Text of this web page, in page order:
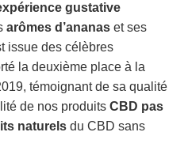
gustative
arômes d’ananas et ses
issue des célèbres
la deuxième place à la
témoignant de sa qualité
de nos produits CBD pas
naturels du CBD sans